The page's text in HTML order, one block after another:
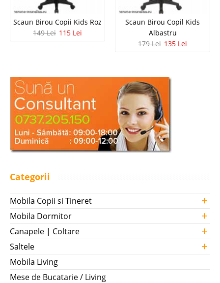
Scaun Birou Copii Kids Roz
149 Lei 115 Lei
Scaun Birou Copil Kids
Albastru
179 Lei 135 Lei
Categorii
Mobila Copii si Tineret +
Mobila Dormitor +
Canapele | Coltare +
Saltele +
Mobila Living
Mese de Bucatarie / Living